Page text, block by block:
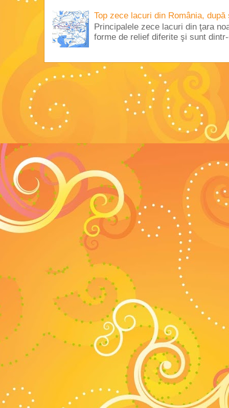
Top zece lacuri din România, după
Principalele zece lacuri din ţara
forme de relief diferite şi sunt